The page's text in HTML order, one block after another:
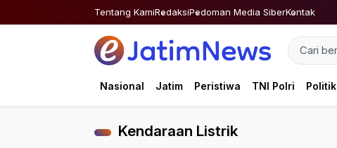
to
Tentang KamiRedaksiPedoman Media SiberKontak
Nasional Jatim Peristiwa TNI Polri Politik
Kendaraan Listrik